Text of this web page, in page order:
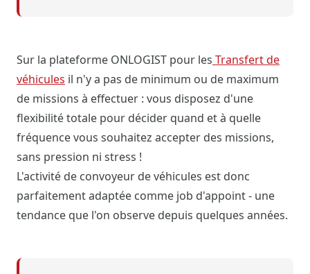
Sur la plateforme ONLOGIST pour les Transfert de
véhicules il n'y a pas de minimum ou de maximum
de missions à effectuer : vous disposez d'une
flexibilité totale pour décider quand et à quelle
fréquence vous souhaitez accepter des missions,
sans pression ni stress !
L'activité de convoyeur de véhicules est donc
parfaitement adaptée comme job d'appoint - une
tendance que l'on observe depuis quelques années.